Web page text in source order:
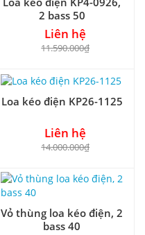
2 bass 50
Liên hệ
11.590.000₫
Loa kéo điện KP26-1125
Liên hệ
14.000.000₫
Vỏ thùng loa kéo điện, 2
bass 40